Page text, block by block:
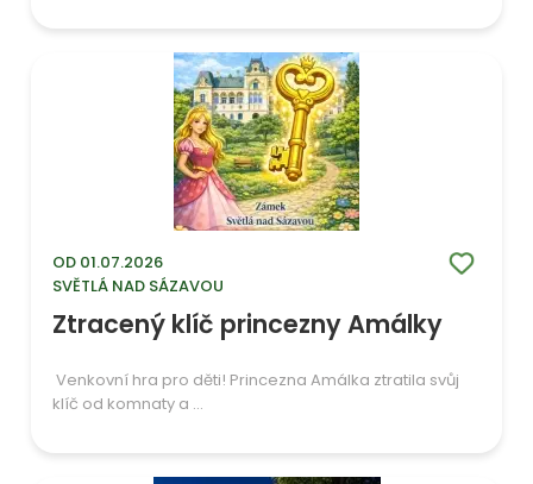
OD 01.07.2026
SVĚTLÁ NAD SÁZAVOU
Ztracený klíč princezny Amálky
Venkovní hra pro děti! Princezna Amálka ztratila svůj
klíč od komnaty a ...